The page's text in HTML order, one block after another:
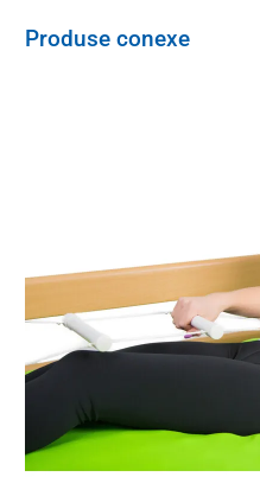
pentru a ridica partea de sus
Produse conexe